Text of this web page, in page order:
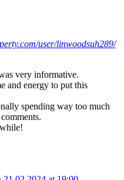
user/linwoodsuh289/
very informative.
and energy to put this
spending way too much